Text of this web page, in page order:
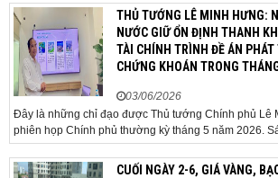
trúc phát triển đô thị đang dần
hành lang tăng trưởng mới và
THỦ TƯỚNG LÊ MINH HƯNG:
NƯỚC GIỮ ỔN ĐỊNH THANH
TÀI CHÍNH TRÌNH ĐỀ ÁN
CHỨNG KHOÁN TRONG
03/06/2026
Đây là những chỉ đạo được Thủ tướng Chính phủ Lê
phiên họp Chính phủ thường kỳ tháng 5 năm 2026.
Bộ Chính trị, Bí thư Đảng ủy Chính phủ, Thủ tướng
đã chủ trì phiên họp Chính phủ thường...
CUỐI NGÀY 2-6, GIÁ VÀNG,